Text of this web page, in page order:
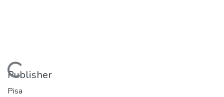
Loading...
Publisher
Pisa